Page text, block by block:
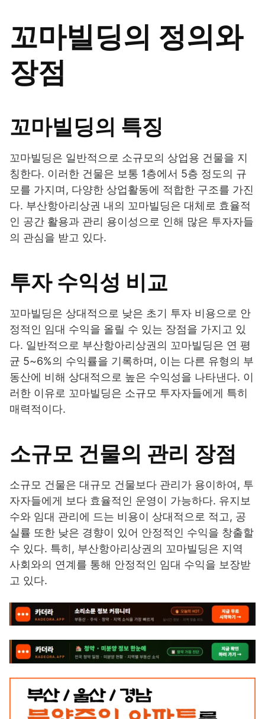
꼬마빌딩의 정의와
장점
꼬마빌딩의 특징
꼬마빌딩은 일반적으로 소규모의 상업용 건물을 지
칭한다. 이러한 건물은 보통 1층에서 5층 정도의 규
모를 가지며, 다양한 상업활동에 적합한 구조를 가진
다. 부산항아리상권 내의 꼬마빌딩은 대체로 효율적
인 공간 활용과 관리 용이성으로 인해 많은 투자자들
의 관심을 받고 있다.
투자 수익성 비교
꼬마빌딩은 상대적으로 낮은 초기 투자 비용으로 안
정적인 임대 수익을 올릴 수 있는 장점을 가지고 있
다. 일반적으로 부산항아리상권의 꼬마빌딩은 연 평
균 5~6%의 수익률을 기록하며, 이는 다른 유형의 부
동산에 비해 상대적으로 높은 수익성을 나타낸다. 이
러한 이유로 꼬마빌딩은 소규모 투자자들에게 특히
매력적이다.
소규모 건물의 관리 장점
소규모 건물은 대규모 건물보다 관리가 용이하여, 투
자자들에게 보다 효율적인 운영이 가능하다. 유지보
수와 임대 관리에 드는 비용이 상대적으로 적고, 공
실률 또한 낮은 경향이 있어 안정적인 수익을 창출할
수 있다. 특히, 부산항아리상권의 꼬마빌딩은 지역
사회와의 연계를 통해 안정적인 임대 수익을 보장받
고 있다.